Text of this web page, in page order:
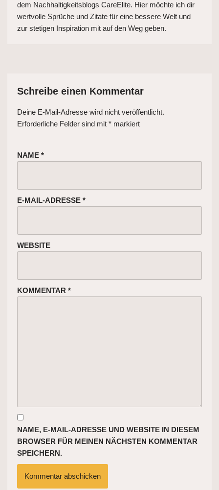
dem Nachhaltigkeitsblogs CareElite. Hier möchte ich dir
wertvolle Sprüche und Zitate für eine bessere Welt und
zur stetigen Inspiration mit auf den Weg geben.
Schreibe einen Kommentar
Deine E-Mail-Adresse wird nicht veröffentlicht.
Erforderliche Felder sind mit * markiert
NAME *
E-MAIL-ADRESSE *
WEBSITE
KOMMENTAR *
NAME, E-MAIL-ADRESSE UND WEBSITE IN DIESEM
BROWSER FÜR MEINEN NÄCHSTEN KOMMENTAR
SPEICHERN.